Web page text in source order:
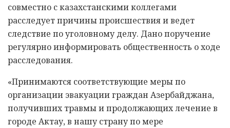
совместно с казахстанскими коллегами
расследует причины происшествия и ведет
следствие по уголовному делу. Дано поручение
регулярно информировать общественность о ходе
расследования.
«Принимаются соответствующие меры по
организации эвакуации граждан Азербайджана,
получивших травмы и продолжающих лечение в
городе Актау, в нашу страну по мере